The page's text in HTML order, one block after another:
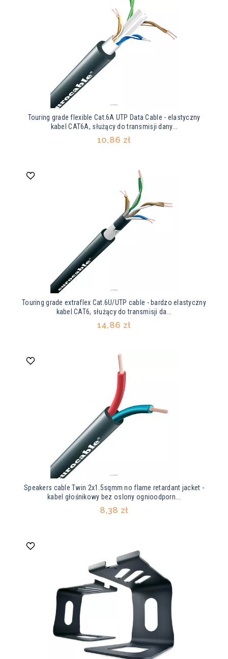
Touring grade flexible Cat.6A UTP Data Cable - elastyczny
kabel CAT6A, służący do transmisji dany...
10,86 zł
Touring grade extraflex Cat.6U/UTP cable - bardzo elastyczny
kabel CAT6, służący do transmisji da...
14,86 zł
Speakers cable Twin 2x1.5sqmm no flame retardant jacket -
kabel głośnikowy bez oslony ognioodporn...
8,38 zł